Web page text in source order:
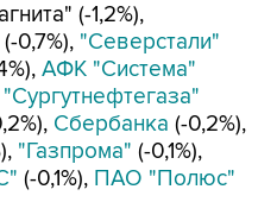
(-1,2%),
(-0,7%), "Северстали"
АФК "Система"
"Сургутнефтегаза"
Сбербанка (-0,2%),
"Газпрома" (-0,1%),
(-0,1%), ПАО "Полюс"